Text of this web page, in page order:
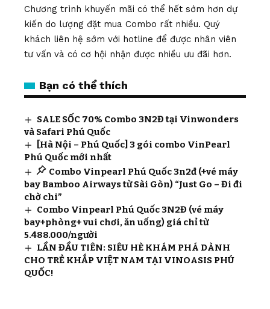
Chương trình khuyến mãi có thể hết sớm hơn dự
kiến do lượng đặt mua Combo rất nhiều. Quý
khách liên hệ sớm với hotline để được nhân viên
tư vấn và có cơ hội nhận được nhiều ưu đãi hơn.
Bạn có thể thích
SALE SỐC 70% Combo 3N2Đ tại Vinwonders
và Safari Phú Quốc
[Hà Nội – Phú Quốc] 3 gói combo VinPearl
Phú Quốc mới nhất
Combo Vinpearl Phú Quốc 3n2đ (+vé máy
bay Bamboo Airways từ Sài Gòn) “Just Go – Đi đi
chờ chi”
Combo Vinpearl Phú Quốc 3N2Đ (vé máy
bay+phòng+ vui chơi, ăn uống) giá chỉ từ
5.488.000/người
LẦN ĐẦU TIÊN: SIÊU HÈ KHÁM PHÁ DÀNH
CHO TRẺ KHẮP VIỆT NAM TẠI VINOASIS PHÚ
QUỐC!